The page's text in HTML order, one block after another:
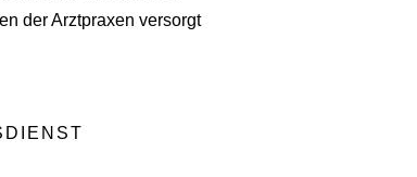
der Arztpraxen versorgt